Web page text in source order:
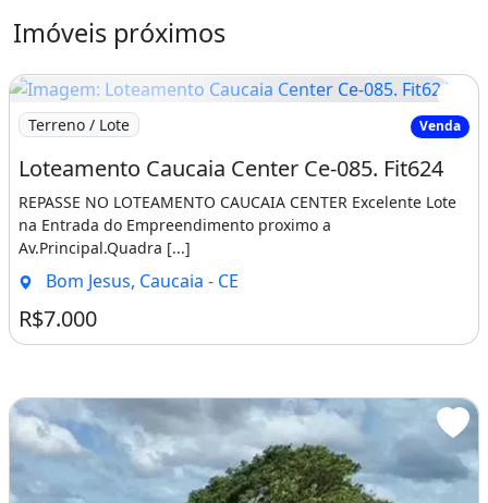
Imóveis próximos
Imagem: Loteamento Caucaia Center Ce-085. Fit624
Terreno / Lote Venda
Loteamento Caucaia Center Ce-085. Fit624
REPASSE NO LOTEAMENTO CAUCAIA CENTER Excelente Lote
na Entrada do Empreendimento proximo a
Av.Principal.Quadra [...]
Bom Jesus, Caucaia - CE
R$7.000